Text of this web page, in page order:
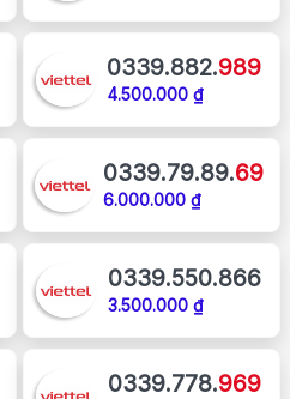
0339.882.989
4.500.000 ₫
0339.79.89.69
6.000.000 ₫
0339.550.866
3.500.000 ₫
0339.778.969